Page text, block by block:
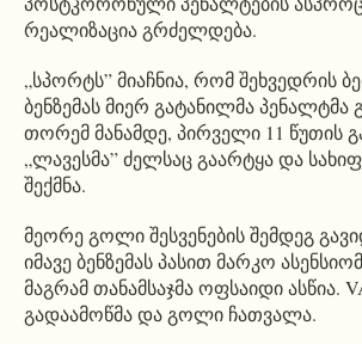
რეალიზაცია გრძელდება.
„სპორტს” მიაჩნია, რომ შეხვედრის
ბენზემას მიერ გატანილმა პენალტმა
თორემ მანამდე, პირველი 11 წუთის
„ლავესმა” ძელსაც გაარტყა და
შექმნა.
მეორე გოლი შესვენების შემდეგ
იმავე ბენზემას პასით მარკო
მაგრამ თანამსაჯმა ოფსაიდი ასწია.
გადაამოწმა და გოლი ჩათვალა.